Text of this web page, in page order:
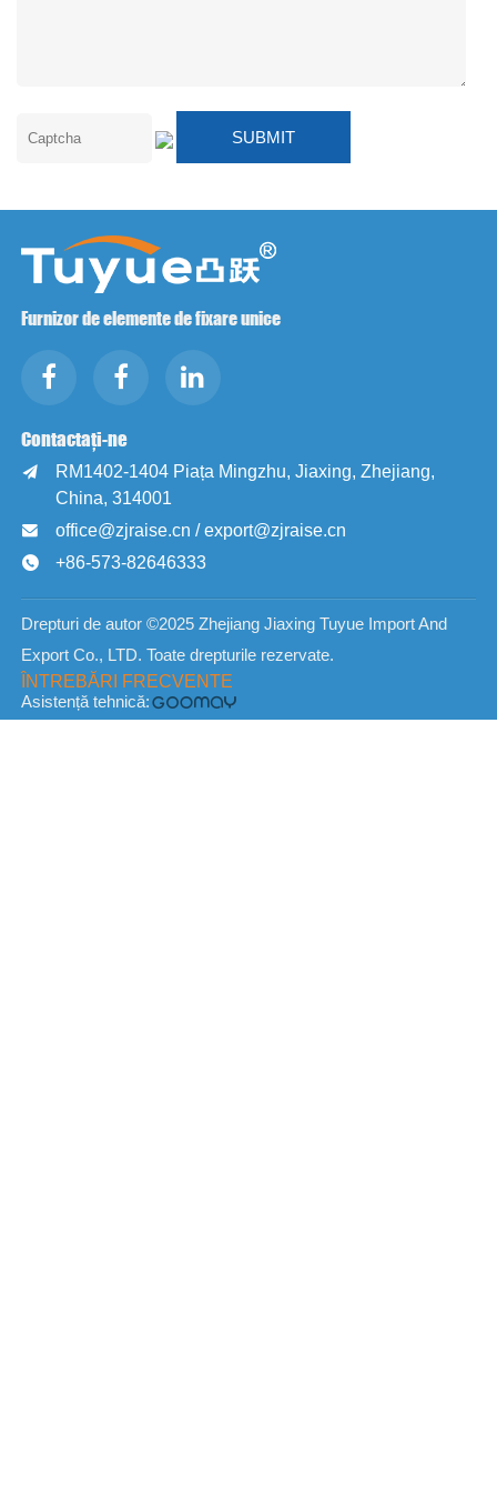
Furnizor de elemente de fixare unice
Contactați-ne

RM1402-1404 Piața Mingzhu, Jiaxing, Zhejiang,
China, 314001
 office@zjraise.cn / export@zjraise.cn
 +86-573-82646333
Drepturi de autor ©2025 Zhejiang Jiaxing Tuyue Import And
Export Co., LTD. Toate drepturile rezervate.
ÎNTREBĂRI FRECVENTE
Asistență tehnică: